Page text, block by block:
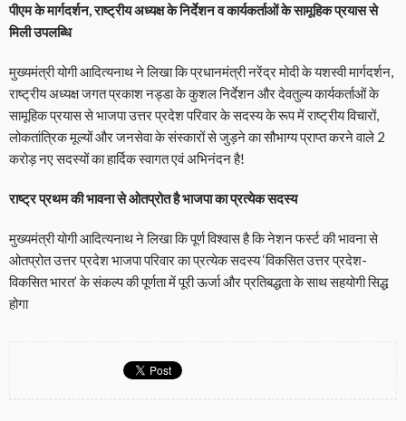
पीएम के मार्गदर्शन, राष्ट्रीय अध्यक्ष के निर्देशन व कार्यकर्ताओं के सामूहिक प्रयास से
मिली उपलब्धि
मुख्यमंत्री योगी आदित्यनाथ ने लिखा कि प्रधानमंत्री नरेंद्र मोदी के यशस्वी मार्गदर्शन,
राष्ट्रीय अध्यक्ष जगत प्रकाश नड्डा के कुशल निर्देशन और देवतुल्य कार्यकर्ताओं के
सामूहिक प्रयास से भाजपा उत्तर प्रदेश परिवार के सदस्य के रूप में राष्ट्रीय विचारों,
लोकतांत्रिक मूल्यों और जनसेवा के संस्कारों से जुड़ने का सौभाग्य प्राप्त करने वाले 2
करोड़ नए सदस्यों का हार्दिक स्वागत एवं अभिनंदन है!
राष्ट्र प्रथम की भावना से ओतप्रोत है भाजपा का प्रत्येक सदस्य
मुख्यमंत्री योगी आदित्यनाथ ने लिखा कि पूर्ण विश्वास है कि नेशन फर्स्ट की भावना से
ओतप्रोत उत्तर प्रदेश भाजपा परिवार का प्रत्येक सदस्य ‘विकसित उत्तर प्रदेश-
विकसित भारत’ के संकल्प की पूर्णता में पूरी ऊर्जा और प्रतिबद्धता के साथ सहयोगी सिद्ध
होगा